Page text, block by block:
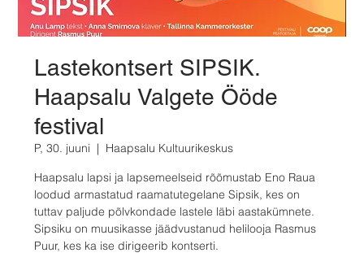
Lastekontsert SIPSIK.
Haapsalu Valgete Ööde
festival
P, 30. juuni
  |
Haapsalu Kultuurikeskus
Haapsalu lapsi ja lapsemeelseid rõõmustab Eno Raua
loodud armastatud raamatutegelane Sipsik, kes on
tuttav paljude põlvkondade lastele läbi aastakümnete.
Sipsiku on muusikasse jäädvustanud helilooja Rasmus
Puur, kes ka ise dirigeerib kontserti.